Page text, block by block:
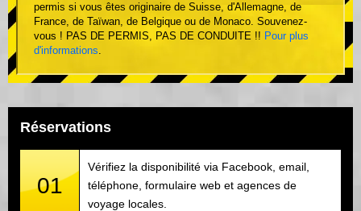
permis si vous êtes originaire de Suisse, d'Allemagne, de
France, de Taïwan, de Belgique ou de Monaco. Souvenez-
vous ! PAS DE PERMIS, PAS DE CONDUITE !! Pour plus
d'informations.
Réservations
01
Vérifiez la disponibilité via Facebook, email,
téléphone, formulaire web et agences de
voyage locales.